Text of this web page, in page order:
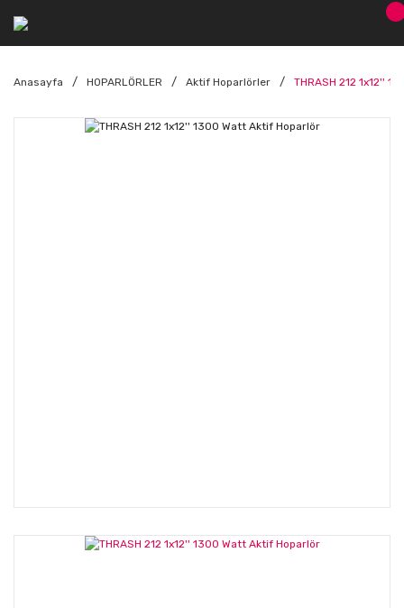
Anasayfa HOPARLÖRLER Aktif Hoparlörler THRASH 212 1x12''